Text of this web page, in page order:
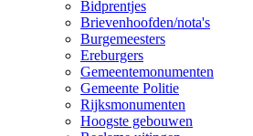
Bidprentjes
Brievenhoofden/nota's
Burgemeesters
Ereburgers
Gemeentemonumenten
Gemeente Politie
Rijksmonumenten
Hoogste gebouwen